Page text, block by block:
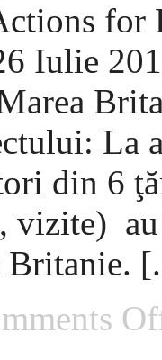
for
Iulie
La
din 6
vizite)
Britanie.